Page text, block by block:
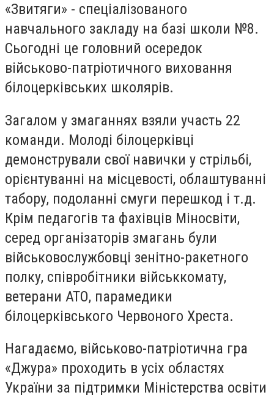
«Звитяги» - спеціалізованого
навчального закладу на базі школи №8.
Сьогодні це головний осередок
військово-патріотичного виховання
білоцерківських школярів.
Загалом у змаганнях взяли участь 22
команди. Молоді білоцерківці
демонстрували свої навички у стрільбі,
орієнтуванні на місцевості, облаштуванні
табору, подоланні смуги перешкод і т.д.
Крім педагогів та фахівців Міносвіти,
серед організаторів змагань були
військовослужбовці зенітно-ракетного
полку, співробітники військкомату,
ветерани АТО, парамедики
білоцерківського Червоного Хреста.
Нагадаємо, військово-патріотична гра
«Джура» проходить в усіх областях
України за підтримки Міністерства освіти